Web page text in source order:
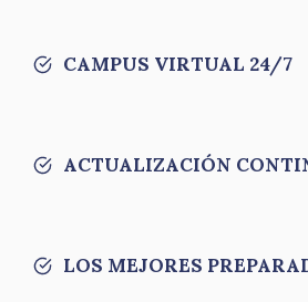
CAMPUS VIRTUAL 24/7
ACTUALIZACIÓN
LOS MEJORES